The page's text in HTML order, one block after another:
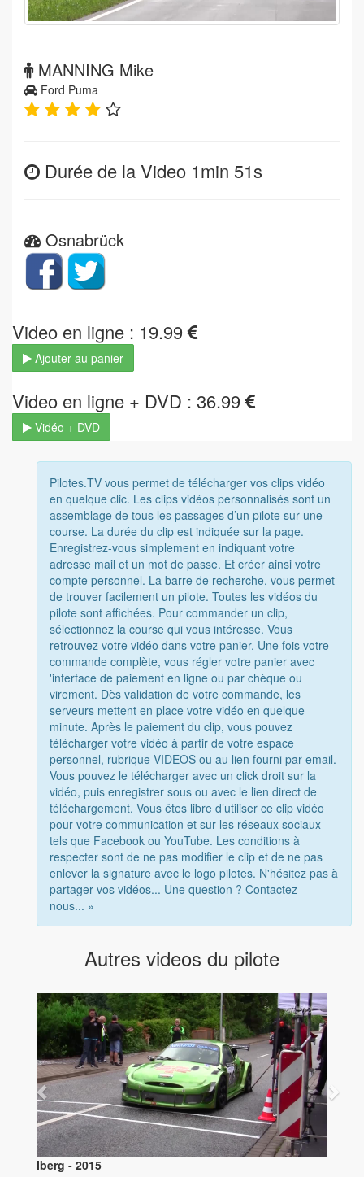
MANNING Mike
Ford Puma
Durée de la Video 1min 51s
Osnabrück
Video en ligne : 19.99
Ajouter au panier
Video en ligne + DVD : 36.99
Vidéo + DVD
Pilotes.TV vous permet de télécharger vos clips vidéo
en quelque clic. Les clips vidéos personnalisés sont un
assemblage de tous les passages d’un pilote sur une
course. La durée du clip est indiquée sur la page.
Enregistrez-vous simplement en indiquant votre
adresse mail et un mot de passe. Et créer ainsi votre
compte personnel. La barre de recherche, vous permet
de trouver facilement un pilote. Toutes les vidéos du
pilote sont affichées. Pour commander un clip,
sélectionnez la course qui vous intéresse. Vous
retrouvez votre vidéo dans votre panier. Une fois votre
commande complète, vous régler votre panier avec
'interface de paiement en ligne ou par chèque ou
virement. Dès validation de votre commande, les
serveurs mettent en place votre vidéo en quelque
minute. Après le paiement du clip, vous pouvez
télécharger votre vidéo à partir de votre espace
personnel, rubrique VIDEOS ou au lien fourni par email.
Vous pouvez le télécharger avec un click droit sur la
vidéo, puis enregistrer sous ou avec le lien direct de
téléchargement. Vous êtes libre d’utiliser ce clip vidéo
pour votre communication et sur les réseaux sociaux
tels que Facebook ou YouTube. Les conditions à
respecter sont de ne pas modifier le clip et de ne pas
enlever la signature avec le logo pilotes. N'hésitez pas à
partager vos vidéos... Une question ? Contactez-
nous... »
Autres videos du pilote
Iberg - 2015